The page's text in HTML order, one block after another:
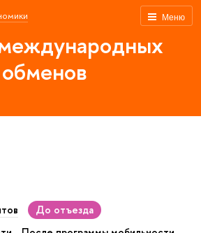
Меню
обменов
До отъезда